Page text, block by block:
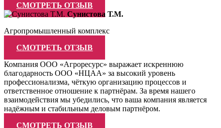
СМОТРЕТЬ ОТЗЫВ
Сунистова Т.М.
Агропромышленный комплекс
СМОТРЕТЬ ОТЗЫВ
Компания ООО «Агроресурс» выражает искреннюю
благодарность ООО «НЦАА» за высокий уровень
профессионализма, чёткую организацию процессов и
ответственное отношение к партнёрам. За время нашего
взаимодействия мы убедились, что ваша компания является
надёжным и стабильным деловым партнёром.
СМОТРЕТЬ ОТЗЫВ